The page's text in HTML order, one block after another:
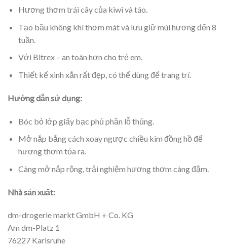
Hương thơm trái cây của kiwi và táo.
Tạo bầu không khí thơm mát và lưu giữ mùi hương đến 8
tuần.
Với Bitrex – an toàn hơn cho trẻ em.
Thiết kế xinh xắn rất đẹp, có thể dùng để trang trí.
Hướng dẫn sử dụng:
Bóc bỏ lớp giấy bạc phủ phần lỗ thủng.
Mở nắp bằng cách xoay ngược chiều kim đồng hồ để
hương thơm tỏa ra.
Càng mở nắp rộng, trải nghiệm hương thơm càng đậm.
Nhà sản xuất:
dm-drogerie markt GmbH + Co. KG
Am dm-Platz 1
76227 Karlsruhe